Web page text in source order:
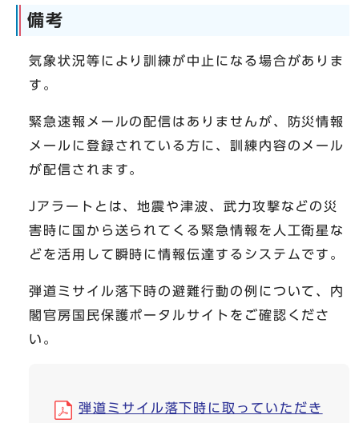
備考
気象状況等により訓練が中止になる場合がありま
す。
緊急速報メールの配信はありませんが、防災情報
メールに登録されている方に、訓練内容のメール
が配信されます。
Jアラートとは、地震や津波、武力攻撃などの災
害時に国から送られてくる緊急情報を人工衛星な
どを活用して瞬時に情報伝達するシステムです。
弾道ミサイル落下時の避難行動の例について、内
閣官房国民保護ポータルサイトをご確認くださ
い。
弾道ミサイル落下時に取っていただき